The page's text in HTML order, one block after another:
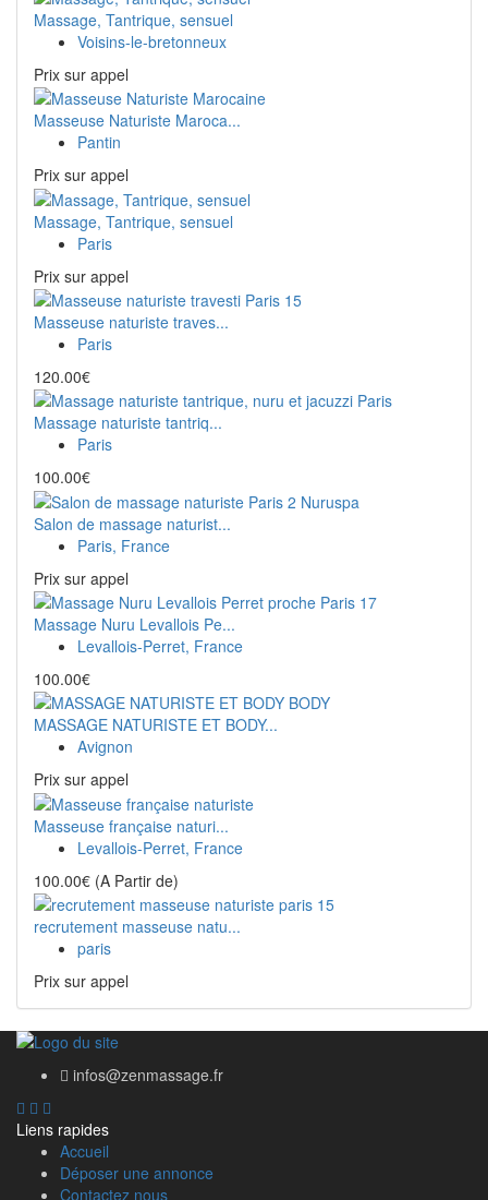
Massage, Tantrique, sensuel
Voisins-le-bretonneux
Prix ​​sur appel
Masseuse Naturiste Maroca...
Pantin
Prix ​​sur appel
Massage, Tantrique, sensuel
Paris
Prix ​​sur appel
Masseuse naturiste traves...
Paris
120.00€
Massage naturiste tantriq...
Paris
100.00€
Salon de massage naturist...
Paris, France
Prix ​​sur appel
Massage Nuru Levallois Pe...
Levallois-Perret, France
100.00€
MASSAGE NATURISTE ET BODY...
Avignon
Prix ​​sur appel
Masseuse française naturi...
Levallois-Perret, France
100.00€ (A Partir de)
recrutement masseuse natu...
paris
Prix ​​sur appel
infos@zenmassage.fr
Liens rapides
Accueil
Déposer une annonce
Contactez nous